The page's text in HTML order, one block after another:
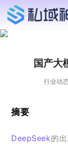
国产大
行业动
摘要
DeepSeek的